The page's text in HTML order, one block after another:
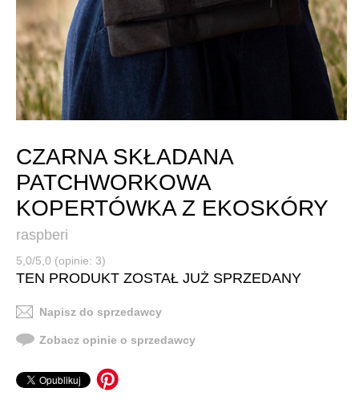
CZARNA SKŁADANA
PATCHWORKOWA
KOPERTÓWKA Z EKOSKÓRY
raspberi
5,0/5,0 (opinie: 3)
TEN PRODUKT ZOSTAŁ JUŻ SPRZEDANY
Napisz do sprzedawcy
Zobacz opinie o sprzedawcy